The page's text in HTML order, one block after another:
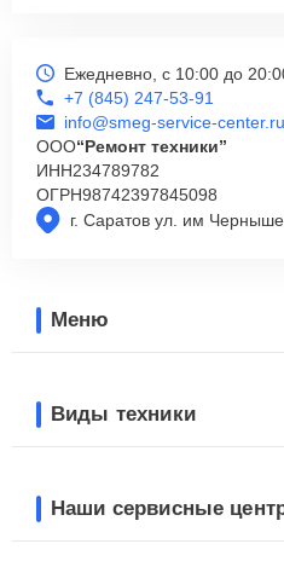
г. Саратов ул. им
Ежедневно, с 10:00 до
+7 (845) 247-53-91
info@smeg-service-center.ru
ООО“Ремонт техники”
ИНН234789782
ОГРН98742397845098
Меню
Виды техники
Наши сервисные